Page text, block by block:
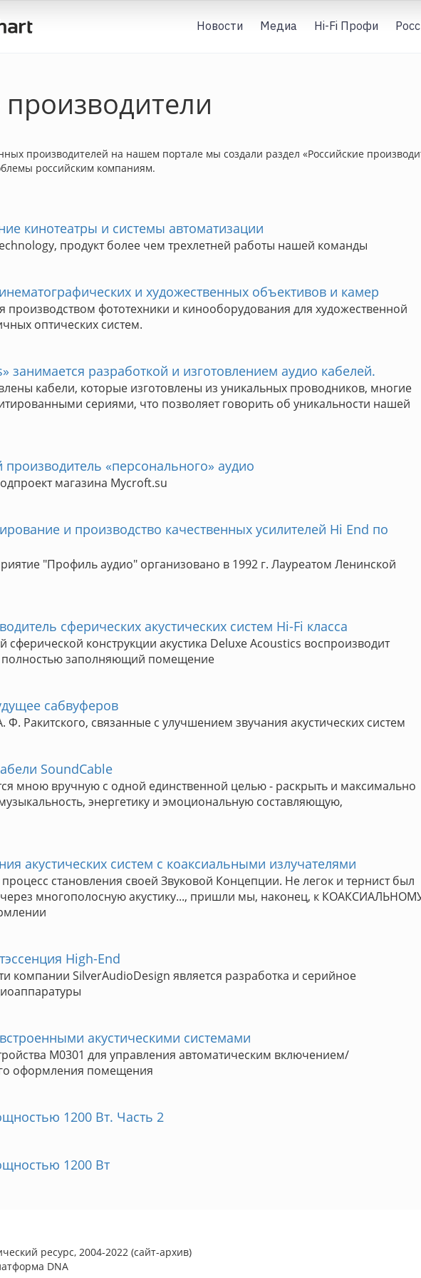
Новости Медиа Hi-Fi Профи
производители
производителей на нашем портале мы создали раздел «Российские
российским компаниям.
кинотеатры и системы автоматизации
продукт более чем трехлетней работы нашей команды
и художественных объективов и камер
фототехники и кинооборудования для художественной
оптических систем.
занимается разработкой и изготовлением аудио кабелей.
кабели, которые изготовлены из уникальных проводников, многие
сериями, что позволяет говорить об уникальности нашей
производитель «персонального» аудио
магазина Mycroft.su
и производство качественных усилителей Hi End по
"Профиль аудио" организовано в 1992 г. Лауреатом Ленинской
сферических акустических систем Hi-Fi класса
сферической конструкции акустика Deluxe Acoustics воспроизводит
полностью заполняющий помещение
сабвуферов
Ф. Ракитского, связанные с улучшением звучания акустических систем
SoundCable
мною вручную с одной единственной целью - раскрыть и максимально
энергетику и эмоциональную составляющую,
акустических систем с коаксиальными излучателями
становления своей Звуковой Концепции. Не легок и тернист был
через многополосную акустику..., пришли мы, наконец, к
High-End
компании SilverAudioDesign является разработка и серийное
акустическими системами
M0301 для управления автоматическим включением/
оформления помещения
1200 Вт. Часть 2
1200 Вт
ресурс, 2004-2022 (сайт-архив)
DNA